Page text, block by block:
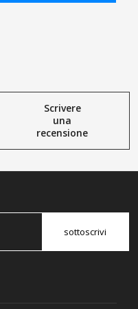
Poliuretano） x 1/4" NPT
Scrivere
una
recensione
sottoscrivi